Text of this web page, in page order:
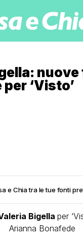
‘Visto’
e Chia tra le tue fonti
Bigella per
Arianna Bonafede